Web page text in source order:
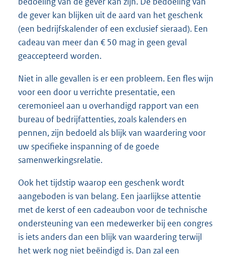
de gever kan blijken uit de aard van het geschenk
(een bedrijfskalender of een exclusief sieraad). Een
cadeau van meer dan € 50 mag in geen geval
geaccepteerd worden.
Niet in alle gevallen is er een probleem. Een fles wijn
voor een door u verrichte presentatie, een
ceremonieel aan u overhandigd rapport van een
bureau of bedrijfattenties, zoals kalenders en
pennen, zijn bedoeld als blijk van waardering voor
uw specifieke inspanning of de goede
samenwerkingsrelatie.
Ook het tijdstip waarop een geschenk wordt
aangeboden is van belang. Een jaarlijkse attentie
met de kerst of een cadeaubon voor de technische
ondersteuning van een medewerker bij een congres
is iets anders dan een blijk van waardering terwijl
het werk nog niet beëindigd is. Dan zal een